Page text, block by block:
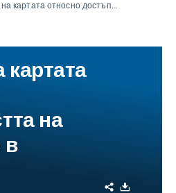
Преглед на картата относно достъпността на болниците в Европа
картата
на
в
Share